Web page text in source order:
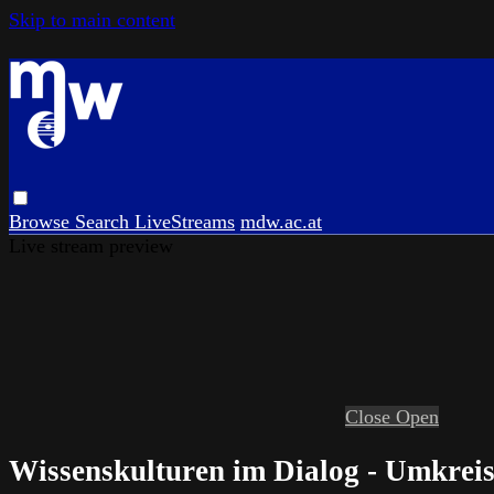
Skip to main content
Browse Search LiveStreams mdw.ac.at
Close Open
Wissenskulturen im Dialog -